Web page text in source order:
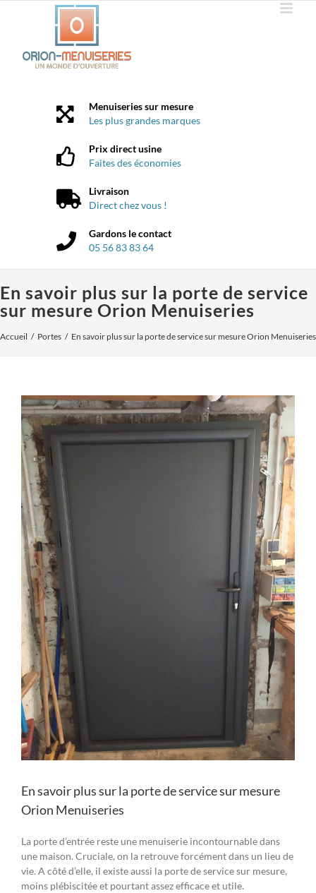
Menuiseries sur mesure
Les plus grandes marques
Prix direct usine
Faites des économies
Livraison
Direct chez vous !
Gardons le contact
05 56 83 83 64
En savoir plus sur la porte de service
sur mesure Orion Menuiseries
Accueil Portes En savoir plus sur la porte de service sur mesure Orion Menuiseries
Voir
l'image
agrandie
En savoir plus sur la porte de service sur mesure
Orion Menuiseries
La porte d’entrée reste une menuiserie incontournable dans
une maison. Cruciale, on la retrouve forcément dans un lieu de
vie. A côté d’elle, il existe aussi la porte de service sur mesure,
moins plébiscitée et pourtant assez efficace et utile.